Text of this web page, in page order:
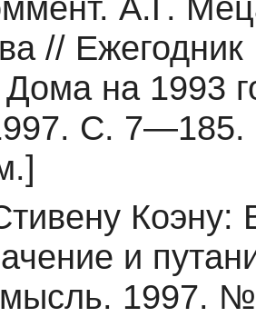
//
Дома на 1993
С.
Коэну:
и
мысль. 1997.